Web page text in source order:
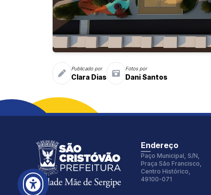
Publicado por
Clara Dias
Fotos por
Dani Santos
Fonte:
Inter
Tamanho Fonte:
100%
Endereço
Paço Municipal, S/N,
Praça São Francisco,
Centro Histórico,
49100-071